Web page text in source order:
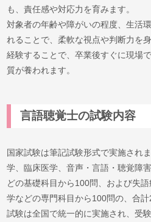
も、責任感や対応力を育みます。
対象者の年齢や障がいの程度、生活
れることで、柔軟な視点や判断力を
経験することで、卒業後すぐに現場
質が養われます。
言語聴覚士の試験内容
国家試験は筆記試験形式で実施され
学、臨床医学、音声・言語・聴覚障
どの基礎科目から100問、および失
学などの専門科目から100問の、合計
試験は全国で統一的に実施され、受